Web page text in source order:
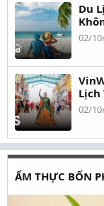
Du
02/
Lịch
02/
ẨM THỰC BỐN